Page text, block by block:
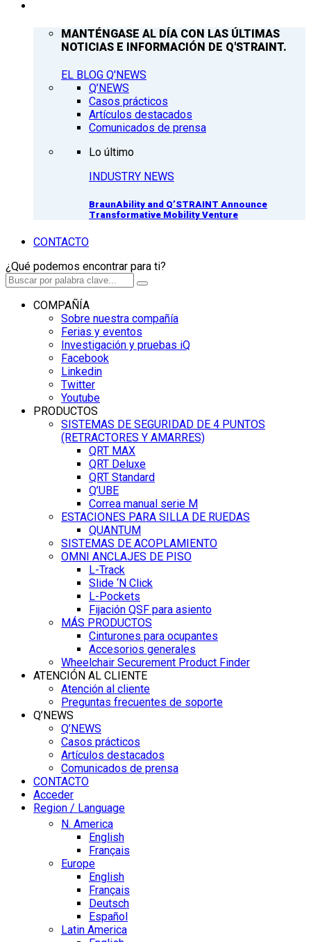
MANTÉNGASE AL DÍA CON LAS ÚLTIMAS
NOTICIAS E INFORMACIÓN DE Q'STRAINT.
EL BLOG Q'NEWS
Q’NEWS
Casos prácticos
Artículos destacados
Comunicados de prensa
Lo último
INDUSTRY NEWS
BraunAbility and Q’STRAINT Announce
Transformative Mobility Venture
CONTACTO
¿Qué podemos encontrar para ti?
COMPAÑÍA
Sobre nuestra compañía
Ferias y eventos
Investigación y pruebas iQ
Facebook
Linkedin
Twitter
Youtube
PRODUCTOS
SISTEMAS DE SEGURIDAD DE 4 PUNTOS
(RETRACTORES Y AMARRES)
QRT MAX
QRT Deluxe
QRT Standard
Q’UBE
Correa manual serie M
ESTACIONES PARA SILLA DE RUEDAS
QUANTUM
SISTEMAS DE ACOPLAMIENTO
OMNI ANCLAJES DE PISO
L-Track
Slide ‘N Click
L-Pockets
Fijación QSF para asiento
MÁS PRODUCTOS
Cinturones para ocupantes
Accesorios generales
Wheelchair Securement Product Finder
ATENCIÓN AL CLIENTE
Atención al cliente
Preguntas frecuentes de soporte
Q’NEWS
Q’NEWS
Casos prácticos
Artículos destacados
Comunicados de prensa
CONTACTO
Acceder
Region / Language
N. America
English
Français
Europe
English
Français
Deutsch
Español
Latin America